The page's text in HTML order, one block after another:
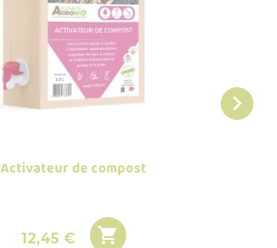
Activateur de compost
Prix
12,45 € 
